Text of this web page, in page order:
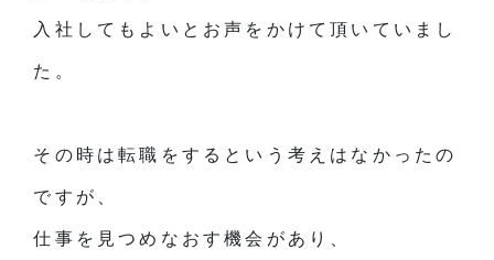
入社してもよいとお声をかけて頂いていまし
た。
その時は転職をするという考えはなかったの
ですが、
仕事を見つめなおす機会があり、